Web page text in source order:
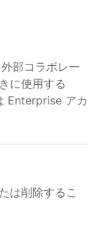
部コラボレー
に使用する
Enterprise アカ
は削除するこ